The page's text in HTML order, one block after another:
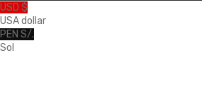
USD $
USA dollar
PEN S/.
Sol